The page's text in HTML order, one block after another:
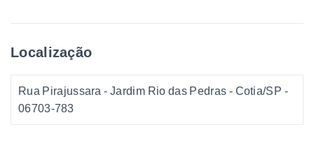
Localização
Rua Pirajussara - Jardim Rio das Pedras - Cotia/SP -
06703-783